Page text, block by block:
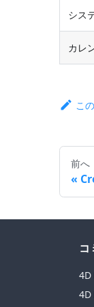
シス
カレ
こ
前へ
コ
4D
4D